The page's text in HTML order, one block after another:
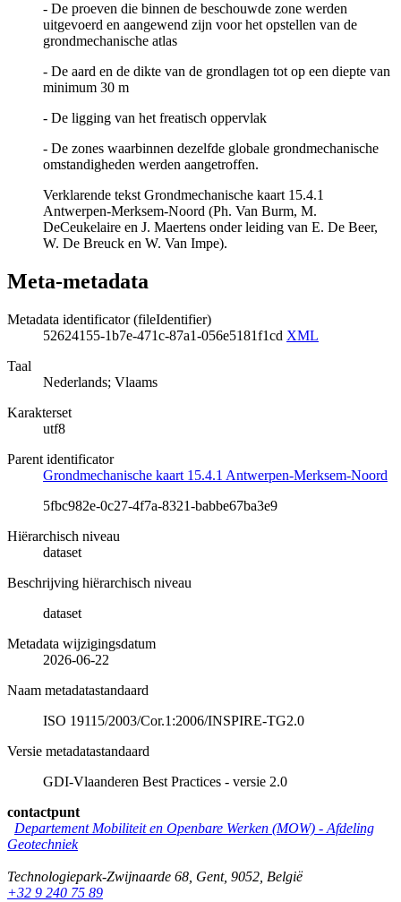
- De proeven die binnen de beschouwde zone werden
uitgevoerd en aangewend zijn voor het opstellen van de
grondmechanische atlas
- De aard en de dikte van de grondlagen tot op een diepte van
minimum 30 m
- De ligging van het freatisch oppervlak
- De zones waarbinnen dezelfde globale grondmechanische
omstandigheden werden aangetroffen.
Verklarende tekst Grondmechanische kaart 15.4.1
Antwerpen-Merksem-Noord (Ph. Van Burm, M.
DeCeukelaire en J. Maertens onder leiding van E. De Beer,
W. De Breuck en W. Van Impe).
Meta-metadata
Metadata identificator (fileIdentifier)
52624155-1b7e-471c-87a1-056e5181f1cd XML
Taal
Nederlands; Vlaams
Karakterset
utf8
Parent identificator
Grondmechanische kaart 15.4.1 Antwerpen-Merksem-Noord
5fbc982e-0c27-4f7a-8321-babbe67ba3e9
Hiërarchisch niveau
dataset
Beschrijving hiërarchisch niveau
dataset
Metadata wijzigingsdatum
2026-06-22
Naam metadatastandaard
ISO 19115/2003/Cor.1:2006/INSPIRE-TG2.0
Versie metadatastandaard
GDI-Vlaanderen Best Practices - versie 2.0
contactpunt
Departement Mobiliteit en Openbare Werken (MOW) - Afdeling
Geotechniek
Technologiepark-Zwijnaarde 68 Gent, 9052 België
+32 9 240 75 89